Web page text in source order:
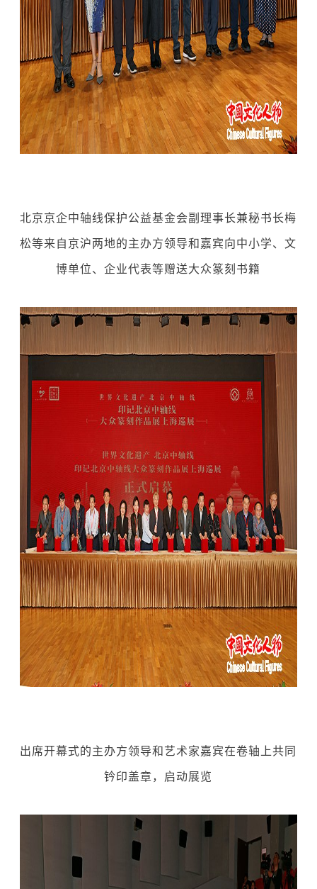
北京京企中轴线保护公益基金会副理事长兼秘书长梅
松等来自京沪两地的主办方领导和嘉宾向中小学、文
博单位、企业代表等赠送大众篆刻书籍
出席开幕式的主办方领导和艺术家嘉宾在卷轴上共同
钤印盖章，启动展览